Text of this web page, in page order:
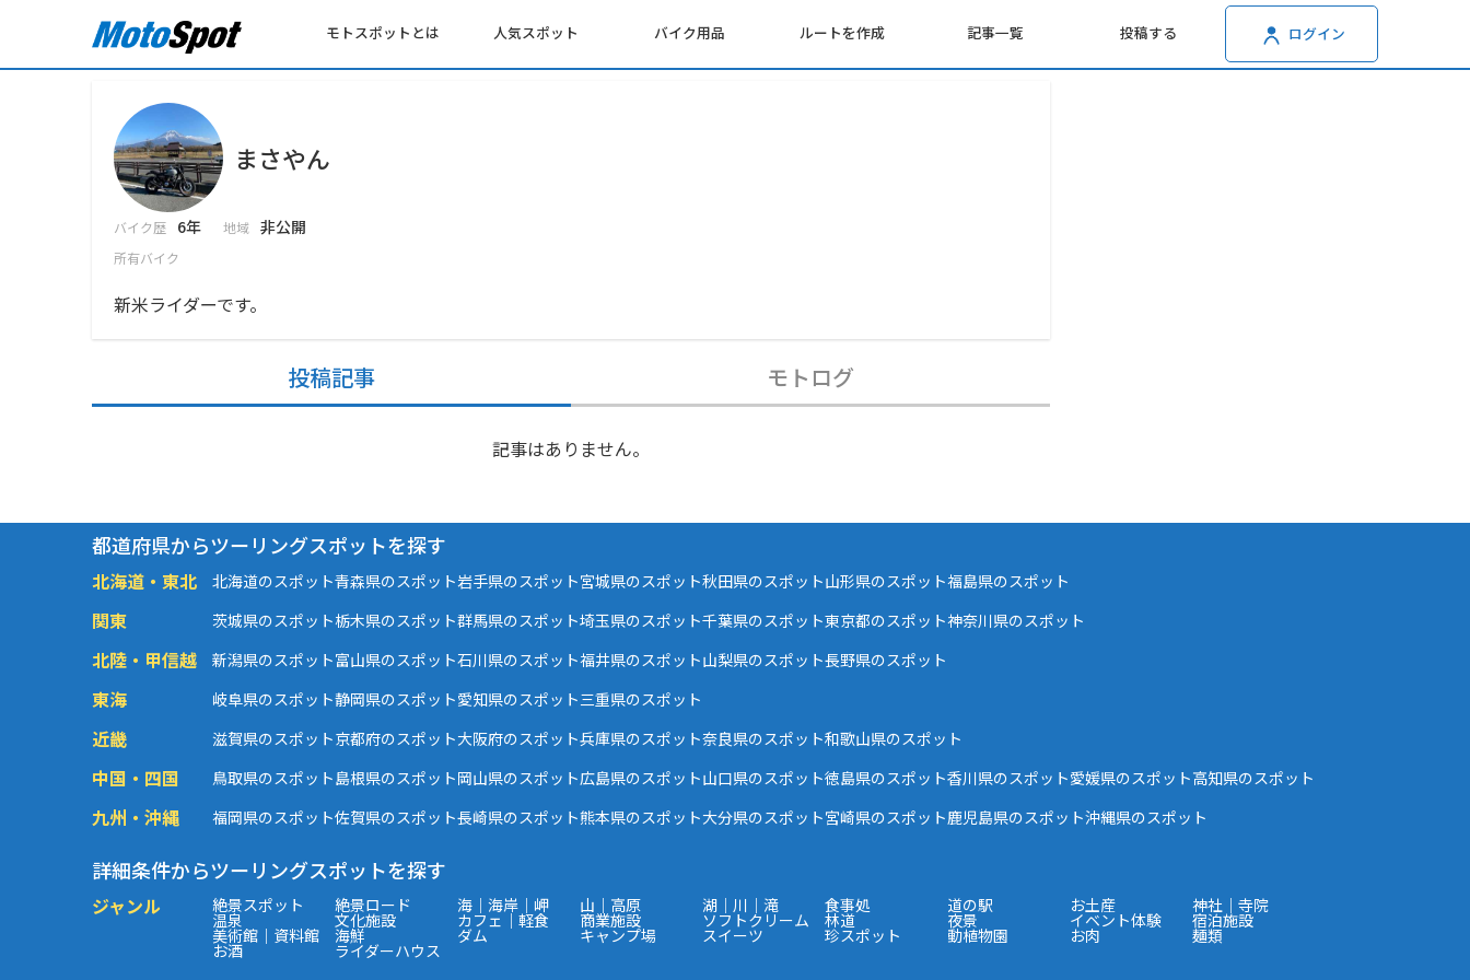
モトスポットとは 人気スポット バイク用品 ルートを作成 記事一覧 投稿する ログイン
まさやん
バイク歴 6年 地域 非公開
所有バイク
新米ライダーです。
投稿記事 モトログ
記事はありません。
都道府県からツーリングスポットを探す
北海道・東北 北海道のスポット青森県のスポット岩手県のスポット宮城県のスポット秋田県のスポット山形県のスポット福島県のスポット
関東 茨城県のスポット栃木県のスポット群馬県のスポット埼玉県のスポット千葉県のスポット東京都のスポット神奈川県のスポット
北陸・甲信越 新潟県のスポット富山県のスポット石川県のスポット福井県のスポット山梨県のスポット長野県のスポット
東海 岐阜県のスポット静岡県のスポット愛知県のスポット三重県のスポット
近畿 滋賀県のスポット京都府のスポット大阪府のスポット兵庫県のスポット奈良県のスポット和歌山県のスポット
中国・四国 鳥取県のスポット島根県のスポット岡山県のスポット広島県のスポット山口県のスポット徳島県のスポット香川県のスポット愛媛県のスポット高知県のスポット
九州・沖縄 福岡県のスポット佐賀県のスポット長崎県のスポット熊本県のスポット大分県のスポット宮崎県のスポット鹿児島県のスポット沖縄県のスポット
詳細条件からツーリングスポットを探す
ジャンル 絶景スポット 絶景ロード 海｜海岸｜岬 山｜高原 湖｜川｜滝 食事処 道の駅 お土産 神社｜寺院
温泉 文化施設 カフェ｜軽食 商業施設 ソフトクリーム 林道 夜景 イベント体験 宿泊施設
美術館｜資料館 海鮮 ダム キャンプ場 スイーツ 珍スポット 動植物園 お肉 麺類
お酒 ライダーハウス